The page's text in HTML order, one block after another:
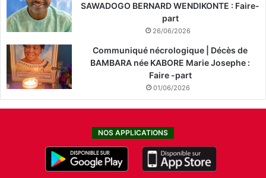
SAWADOGO BERNARD WENDIKONTE : Faire-
part
26/06/2026
Communiqué nécrologique | Décès de
BAMBARA née KABORE Marie Josephe :
Faire -part
01/06/2026
NOS APPLICATIONS